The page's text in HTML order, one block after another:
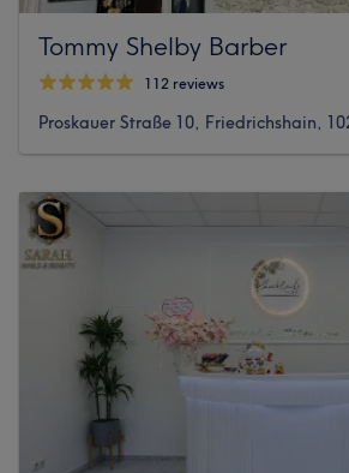
Tommy Shelby Barber
112 reviews
Proskauer Straße 10, Friedrichshain,